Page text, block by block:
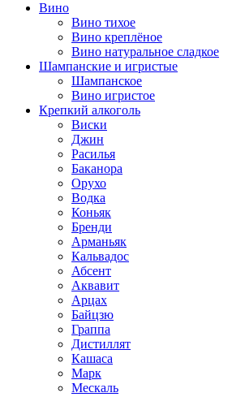
Вино
Вино тихое
Вино креплёное
Вино натуральное сладкое
Шампанские и игристые
Шампанское
Вино игристое
Крепкий алкоголь
Виски
Джин
Расилья
Баканора
Орухо
Водка
Коньяк
Бренди
Арманьяк
Кальвадос
Абсент
Аквавит
Арцах
Байцзю
Граппа
Дистиллят
Кашаса
Марк
Мескаль